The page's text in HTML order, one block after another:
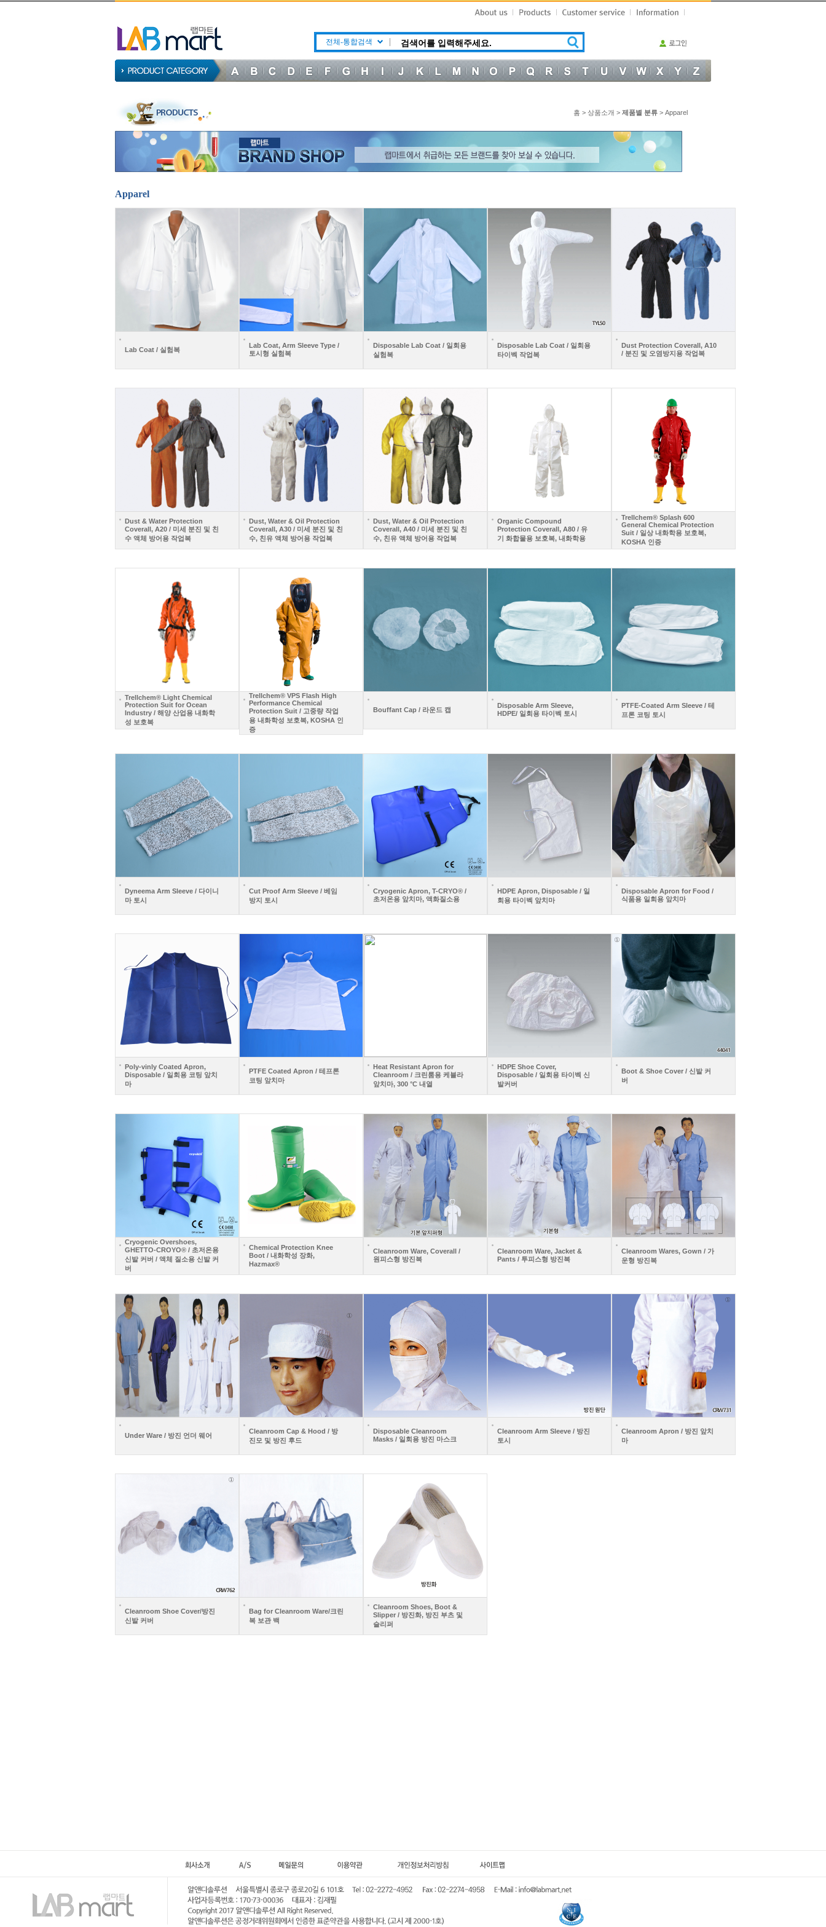
전체-통합검색
홈 > 상품소개 > 제품별 분류 > Apparel
Apparel
Lab Coat / 실험복
Lab Coat, Arm Sleeve Type /
토시형 실험복
Disposable Lab Coat / 일회용
실험복
Disposable Lab Coat / 일회용
타이벡 작업복
Dust Protection Coverall, A10
/ 분진 및 오염방지용 작업복
Dust & Water Protection
Coverall, A20 / 미세 분진 및 친
수 액체 방어용 작업복
Dust, Water & Oil Protection
Coverall, A30 / 미세 분진 및 친
수, 친유 액체 방어용 작업복
Dust, Water & Oil Protection
Coverall, A40 / 미세 분진 및 친
수, 친유 액체 방어용 작업복
Organic Compound
Protection Coverall, A80 / 유
기 화합물용 보호복, 내화학용
Trellchem® Splash 600
General Chemical Protection
Suit / 일상 내화학용 보호복,
KOSHA 인증
Trellchem® Light Chemical
Protection Suit for Ocean
Industry / 해양 산업용 내화학
성 보호복
Trellchem® VPS Flash High
Performance Chemical
Protection Suit / 고중량 작업
용 내화학성 보호복, KOSHA 인
증
Bouffant Cap / 라운드 캡
Disposable Arm Sleeve,
HDPE/ 일회용 타이벡 토시
PTFE-Coated Arm Sleeve / 테
프론 코팅 토시
Dyneema Arm Sleeve / 다이니
마 토시
Cut Proof Arm Sleeve / 베임
방지 토시
Cryogenic Apron, T-CRYO® /
초저온용 앞치마, 액화질소용
HDPE Apron, Disposable / 일
회용 타이벡 앞치마
Disposable Apron for Food /
식품용 일회용 앞치마
Poly-vinly Coated Apron,
Disposable / 일회용 코팅 앞치
마
PTFE Coated Apron / 테프론
코팅 앞치마
Heat Resistant Apron for
Cleanroom / 크린룸용 케블라
앞치마, 300 °C 내열
HDPE Shoe Cover,
Disposable / 일회용 타이벡 신
발커버
Boot & Shoe Cover / 신발 커
버
Cryogenic Overshoes,
GHETTO-CROYO® / 초저온용
신발 커버 / 액체 질소용 신발 커
버
Chemical Protection Knee
Boot / 내화학성 장화,
Hazmax®
Cleanroom Ware, Coverall /
원피스형 방진복
Cleanroom Ware, Jacket &
Pants / 투피스형 방진복
Cleanroom Wares, Gown / 가
운형 방진복
Under Ware / 방진 언더 웨어
Cleanroom Cap & Hood / 방
진모 및 방진 후드
Disposable Cleanroom
Masks / 일회용 방진 마스크
Cleanroom Arm Sleeve / 방진
토시
Cleanroom Apron / 방진 앞치
마
Cleanroom Shoe Cover/방진
신발 커버
Bag for Cleanroom Ware/크린
복 보관 백
Cleanroom Shoes, Boot &
Slipper / 방진화, 방진 부츠 및
슬리퍼